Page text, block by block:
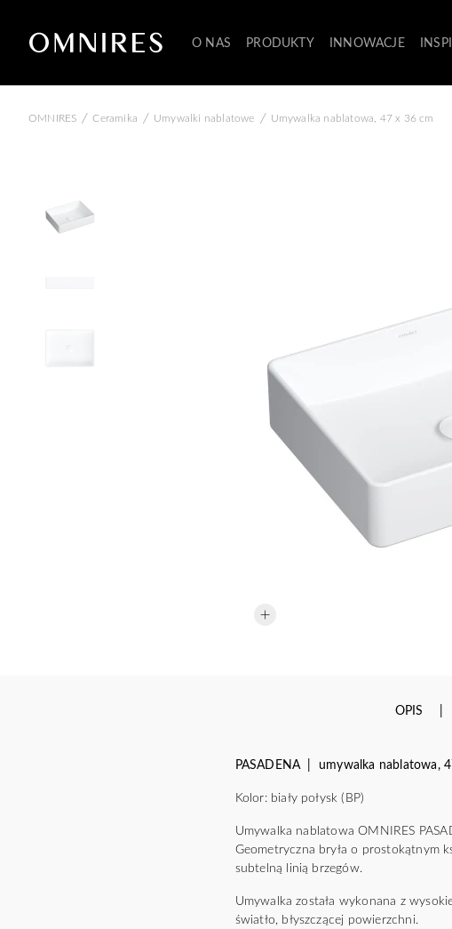
O NAS PRODUKTY INNOWACJE
OMNIRES / Ceramika / Umywalki nablatowe / Umywalka nablatowa, 47 x 36 cm
OPIS
PASADENA | umywalka nablatowa,
Kolor: biały połysk (BP)
Umywalka nablatowa OMNIRES
Geometryczna bryła o prostokątnym
subtelną linią brzegów.
Umywalka została wykonana z
światło, błyszczącej powierzchni.